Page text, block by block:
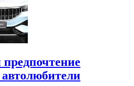
автолюбители